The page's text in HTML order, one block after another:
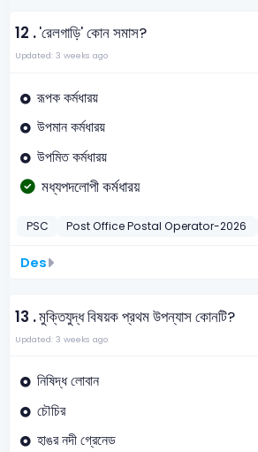
12 .'রেলগাড়ি' কোন সমাস?
Updated: 3 weeks ago
রূপক কর্মধারয়
উপমান কর্মধারয়
উপমিত কর্মধারয়
মধ্যপদলোপী কর্মধারয়
PSC Post Office Postal Operator-2026
Des
13 .মুক্তিযুদ্ধ বিষয়ক প্রথম উপন্যাস কোনটি?
Updated: 3 weeks ago
নিষিদ্ধ লোবান
চৌচির
হাঙর নদী গ্রেনেড